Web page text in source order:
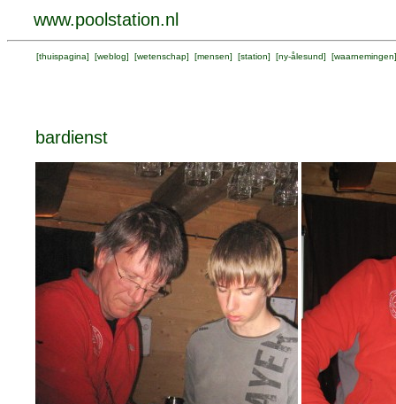
www.poolstation.nl
[thuispagina] [weblog] [wetenschap] [mensen] [station] [ny-ålesund] [waarnemingen
bardienst